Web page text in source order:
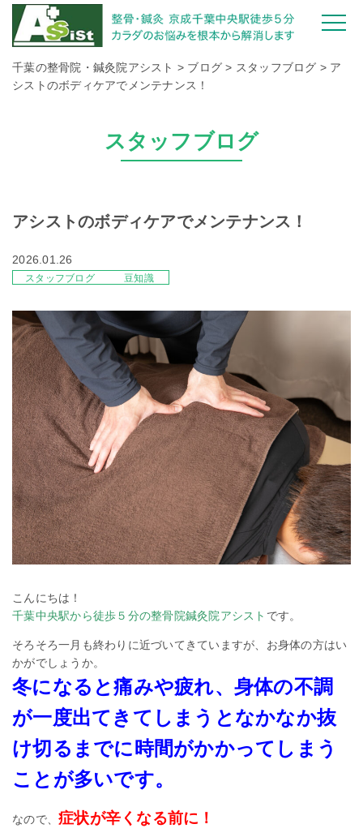
千葉の整骨院・鍼灸院アシスト > ブログ > スタッフブログ > ア
シストのボディケアでメンテナンス！
スタッフブログ
アシストのボディケアでメンテナンス！
2026.01.26
スタッフブログ 豆知識
こんにちは！
千葉中央駅から徒歩５分の整骨院鍼灸院アシスト です。
そろそろ一月も終わりに近づいてきていますが、お身体の方はい
かがでしょうか。
冬になると痛みや疲れ、身体の不調
が一度出てきてしまうとなかなか抜
け切るまでに時間がかかってしまう
ことが多いです。
なので、 症状が辛くなる前に！